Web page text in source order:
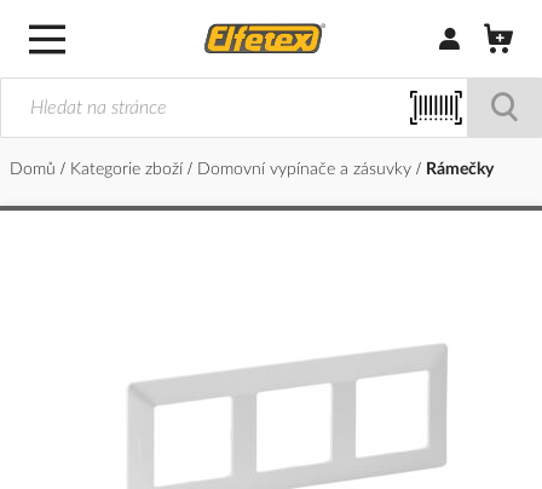
Přihlásit/
Domů Kategorie zboží Domovní vypínače a zásuvky Rámečky